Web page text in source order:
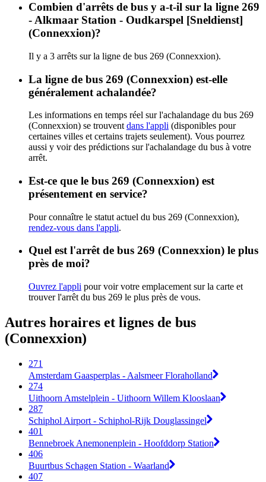
Combien d'arrêts de bus y a-t-il sur la ligne 269
- Alkmaar Station - Oudkarspel [Sneldienst]
(Connexxion)?
Il y a 3 arrêts sur la ligne de bus 269 (Connexxion).
La ligne de bus 269 (Connexxion) est-elle
généralement achalandée?
Les informations en temps réel sur l'achalandage du bus 269
(Connexxion) se trouvent dans l'appli (disponibles pour
certaines villes et certains trajets seulement). Vous pourrez
aussi y voir des prédictions sur l'achalandage du bus à votre
arrêt.
Est-ce que le bus 269 (Connexxion) est
présentement en service?
Pour connaître le statut actuel du bus 269 (Connexxion),
rendez-vous dans l'appli.
Quel est l'arrêt de bus 269 (Connexxion) le plus
près de moi?
Ouvrez l'appli pour voir votre emplacement sur la carte et
trouver l'arrêt du bus 269 le plus près de vous.
Autres horaires et lignes de bus
(Connexxion)
271
Amsterdam Gaasperplas - Aalsmeer Floraholland
274
Uithoorn Amstelplein - Uithoorn Willem Klooslaan
287
Schiphol Airport - Schiphol-Rijk Douglassingel
401
Bennebroek Anemonenplein - Hoofddorp Station
406
Buurtbus Schagen Station - Waarland
407